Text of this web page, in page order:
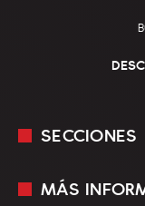
SECCIONES
En Vivo
MÁS